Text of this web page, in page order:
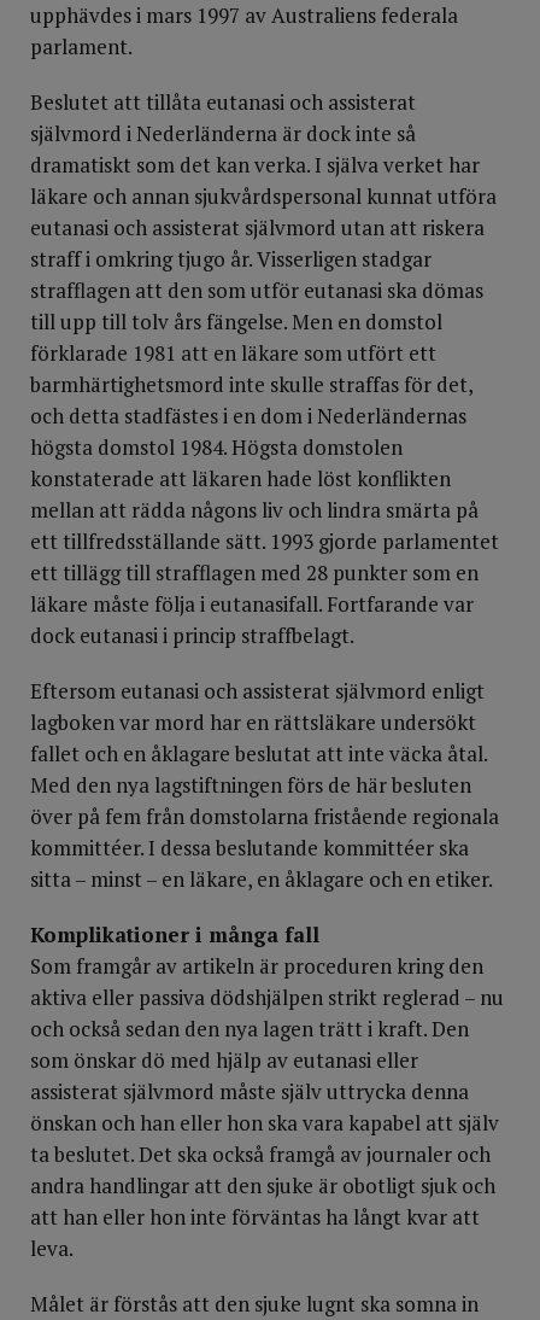
upphävdes i mars 1997 av Australiens federala
parlament.
Beslutet att tillåta eutanasi och assisterat
självmord i Nederländerna är dock inte så
dramatiskt som det kan verka. I själva verket har
läkare och annan sjukvårdspersonal kunnat utföra
eutanasi och assisterat självmord utan att riskera
straff i omkring tjugo år. Visserligen stadgar
strafflagen att den som utför eutanasi ska dömas
till upp till tolv års fängelse. Men en domstol
förklarade 1981 att en läkare som utfört ett
barmhärtighetsmord inte skulle straffas för det,
och detta stadfästes i en dom i Nederländernas
högsta domstol 1984. Högsta domstolen
konstaterade att läkaren hade löst konflikten
mellan att rädda någons liv och lindra smärta på
ett tillfredsställande sätt. 1993 gjorde parlamentet
ett tillägg till strafflagen med 28 punkter som en
läkare måste följa i eutanasifall. Fortfarande var
dock eutanasi i princip straffbelagt.
Eftersom eutanasi och assisterat självmord enligt
lagboken var mord har en rättsläkare undersökt
fallet och en åklagare beslutat att inte väcka åtal.
Med den nya lagstiftningen förs de här besluten
över på fem från domstolarna fristående regionala
kommittéer. I dessa beslutande kommittéer ska
sitta – minst – en läkare, en åklagare och en etiker.
Komplikationer i många fall
Som framgår av artikeln är proceduren kring den
aktiva eller passiva dödshjälpen strikt reglerad – nu
och också sedan den nya lagen trätt i kraft. Den
som önskar dö med hjälp av eutanasi eller
assisterat självmord måste själv uttrycka denna
önskan och han eller hon ska vara kapabel att själv
ta beslutet. Det ska också framgå av journaler och
andra handlingar att den sjuke är obotligt sjuk och
att han eller hon inte förväntas ha långt kvar att
leva.
Målet är förstås att den sjuke lugnt ska somna in